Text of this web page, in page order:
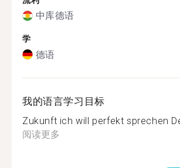
中库德语
学
德语
我的语言学习目标
Zukunft ich will perfekt sprechen
阅读更多